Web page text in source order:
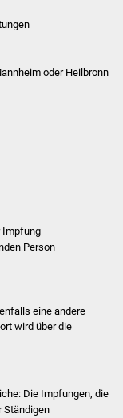
2021
Bizethalle
ich wo
oder Heilbronn
Impfung
Person
eine andere
wird über die
Die Impfungen, die
Ständigen